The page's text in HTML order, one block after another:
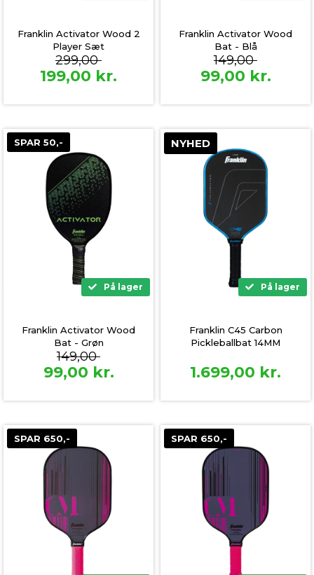
Franklin Activator Wood 2
Player Sæt
299,00
199,00 kr.
Franklin Activator Wood
Bat - Blå
149,00
99,00 kr.
SPAR 50,-
På lager
Franklin Activator Wood
Bat - Grøn
149,00
99,00 kr.
NYHED
På lager
Franklin C45 Carbon
Pickleballbat 14MM
1.699,00 kr.
SPAR 650,- SPAR 650,-